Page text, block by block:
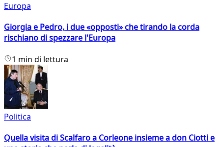
Europa
Giorgia e Pedro, i due «opposti» che tirando la corda
rischiano di spezzare l'Europa
1 min di lettura
Politica
Quella visita di Scalfaro a Corleone insieme a don Ciotti e